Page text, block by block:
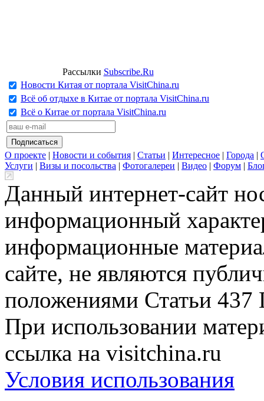
Рассылки Subscribe.Ru
Новости Китая от портала VisitChina.ru
Всё об отдыхе в Китае от портала VisitChina.ru
Всё о Китае от портала VisitChina.ru
О проекте | Новости и события | Статьи | Интересное | Города |
Услуги | Визы и посольства | Фотогалереи | Видео | Форум |
Данный интернет-сайт
информационный
информационные
сайте, не являются
положениями Статьи 437
При использовании
ссылка на visitchina.ru
Условия использования